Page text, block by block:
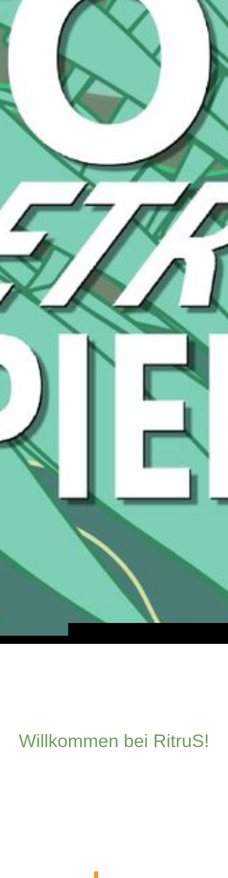
Willkommen bei RitruS!